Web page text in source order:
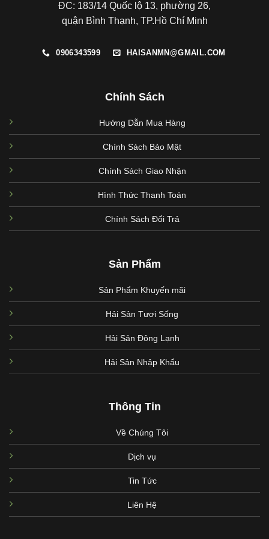
ĐC: 183/14 Quốc lộ 13, phường 26,
quận Bình Thạnh, TP.Hồ Chí Minh
0906343599 HAISANMN@GMAIL.COM
Chính Sách
Hướng Dẫn Mua Hàng
Chính Sách Bảo Mật
Chính Sách Giao Nhận
Hình Thức Thanh Toán
Chính Sách Đổi Trả
Sản Phẩm
Sản Phẩm Khuyến mãi
Hải Sản Tươi Sống
Hải Sản Đông Lạnh
Hải Sản Nhập Khẩu
Thông Tin
Về Chúng Tôi
Dịch vụ
Tin Tức
Liên Hệ